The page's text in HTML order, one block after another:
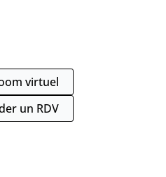
virtuel
un RDV